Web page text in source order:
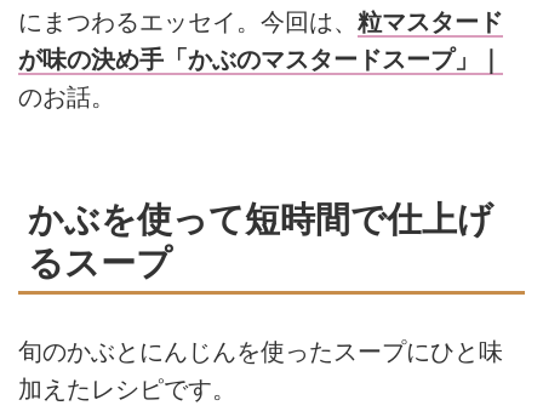
にまつわるエッセイ。今回は、 粒マスタード
が味の決め手「かぶのマスタードスープ」｜
のお話。
かぶを使って短時間で仕上げ
るスープ
旬のかぶとにんじんを使ったスープにひと味
加えたレシピです。